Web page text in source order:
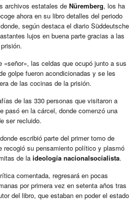
archivos estatales de Nüremberg, los ha
ahora en su libro detalles del periodo
según destaca el diario Süddeutsche
lujos en buena parte gracias a las
«señor», las celdas que ocupó junto a sus
golpe fueron acondicionadas y se les
de las cocinas de la prisión.
de las 330 personas que visitaron a
pasó en la cárcel, donde comenzó una
ser recluido.
escribió parte del primer tomo de
recogió su pensamiento político y plasmó
de la ideología nacionalsocialista.
comentada, regresará en pocas
por primera vez en setenta años tras
del libro, que estaban en poder el estado